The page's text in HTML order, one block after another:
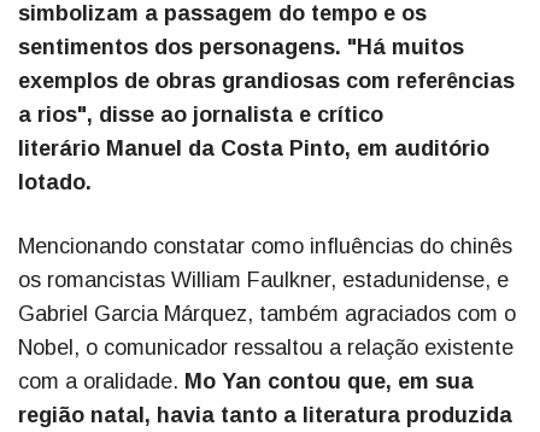
simbolizam a passagem do tempo e os
sentimentos dos personagens. "Há muitos
exemplos de obras grandiosas com referências
a rios", disse ao jornalista e crítico
literário Manuel da Costa Pinto, em auditório
lotado.
Mencionando constatar como influências do chinês
os romancistas William Faulkner, estadunidense, e
Gabriel Garcia Márquez, também agraciados com o
Nobel, o comunicador ressaltou a relação existente
com a oralidade. Mo Yan contou que, em sua
região natal, havia tanto a literatura produzida